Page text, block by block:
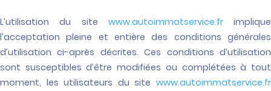
L’utilisation du site www.autoimmatservice.frimplique
l’acceptation pleine et entière des conditions générales
d’utilisation ci-après décrites. Ces conditions d’utilisation
sont susceptibles d’être modifiées ou complétées à tout
moment, les utilisateurs du site www.autoimmatservice.fr